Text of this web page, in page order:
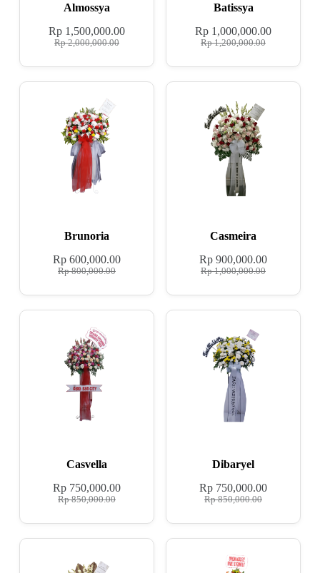
Almossya
Rp2,000,000.00
Rp1,500,000.00
Batissya
Rp1,200,000.00
Rp 1,000,000.00
Brunoria
Rp800,000.00
Rp600,000.00
Casmeira
Rp1,000,000.00
Rp 900,000.00
Casvella
Rp850,000.00
Rp750,000.00
Dibaryel
Rp850,000.00
Rp 750,000.00